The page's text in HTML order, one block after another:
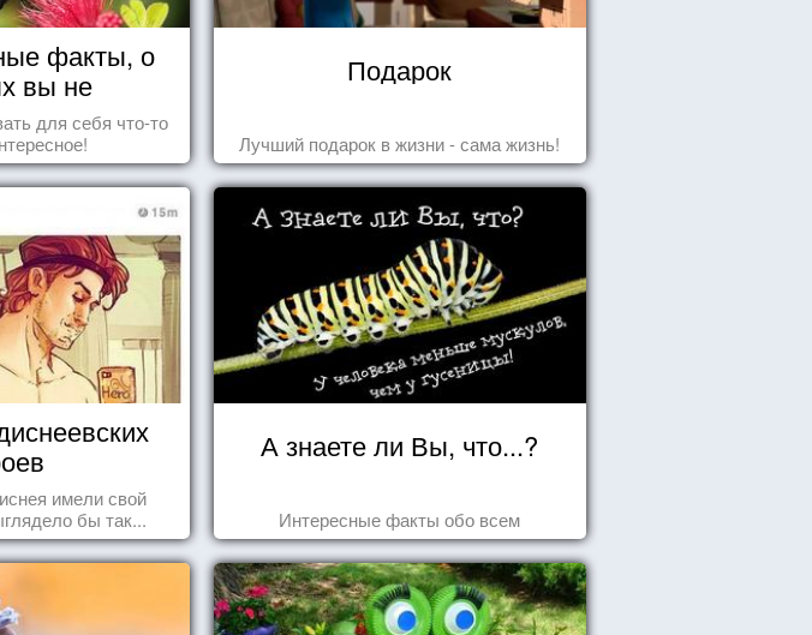
факты, о
вы не
для себя что-то
Подарок
Лучший подарок в жизни - сама жизнь!
имели свой
бы так...
А знаете ли Вы, что...?
Интересные факты обо всем